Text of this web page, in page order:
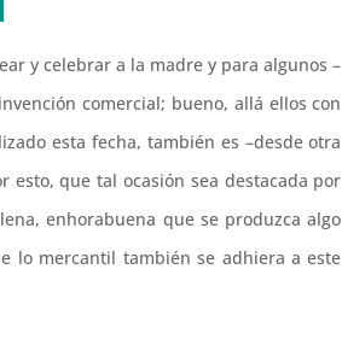
y celebrar a la madre y para algunos –
comercial; bueno, allá ellos con
esta fecha, también es –desde otra
esto, que tal ocasión sea destacada por
enhorabuena que se produzca algo
lo mercantil también se adhiera a este